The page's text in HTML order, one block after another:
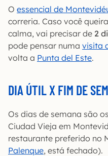
O essencial de
correria. Caso você
calma, vai precisar de 2
pode pensar numa visita
volta a Punta del Este.
DIA ÚTIL X FIM DE
Os dias de semana são
Ciudad Vieja em
restaurante preferido no
Palenque, está fechado).